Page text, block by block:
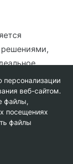
и
вариантам
персонализации
веб-сайтом.
файлы,
посещениях
файлы